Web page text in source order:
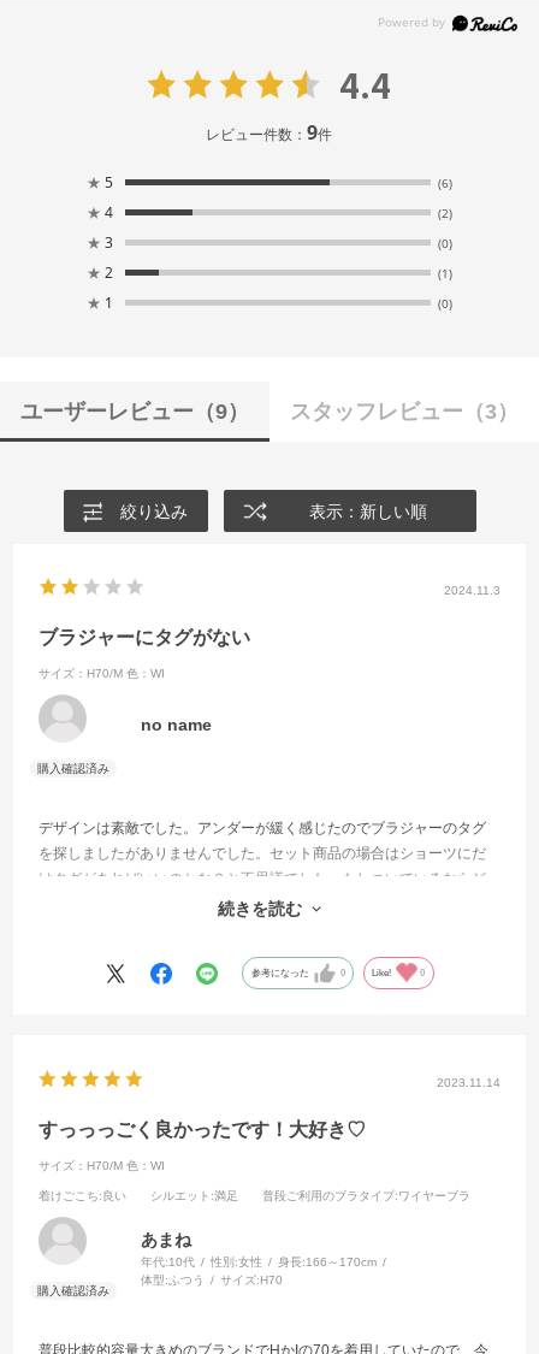
4.4
レビュー件数：9件
★ 5 (6)
★ 4 (2)
★ 3 (0)
★ 2 (1)
★ 1 (0)
ユーザーレビュー （9） スタッフレビュー （3）
絞り込み 表示：新しい順
2024.11.3
ブラジャーにタグがない
サイズ：H70/M 色：WI
no name
デザインは素敵でした。アンダーが緩く感じたのでブラジャーのタグ
を探しましたがありませんでした。セット商品の場合はショーツにだ
けタグがあればいいのかな？と不思議でした。もしついているならど
こにあるのか教えてもらいたいです。返品不可商品だったのでフリマ
続きを読む
参考になった 0 Like! 0
2023.11.14
すっっっごく良かったです！大好き♡
サイズ：H70/M 色：WI
着けごこち:良い シルエット :満足 普段ご利用のブラタイプ:ワイヤーブラ
あまね
年代:10代 性別:女性 身長:166～170cm
体型: ふつう サイズ:H70
普段比較的容量大きめのブランドでHかIの70を着用していたので、今